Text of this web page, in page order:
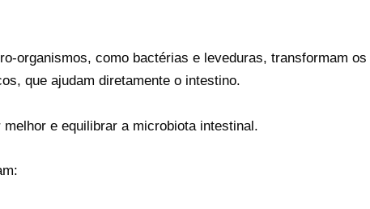
organismos, como bactérias e leveduras, transformam
que ajudam diretamente o intestino.
e equilibrar a microbiota intestinal.